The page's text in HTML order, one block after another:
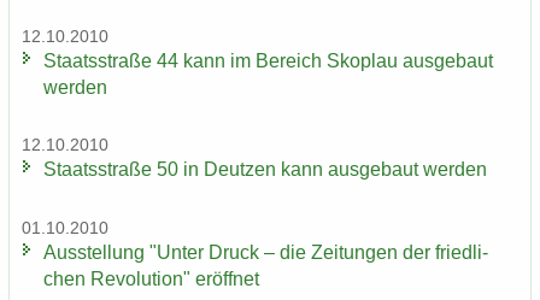
12.10.2010
Staats­stra­ße 44 kann im Be­reich Sko­plau aus­ge­baut
wer­den
12.10.2010
Staats­stra­ße 50 in Deut­zen kann aus­ge­baut wer­den
01.10.2010
Aus­stel­lung "Unter Druck – die Zei­tun­gen der fried­li­
chen Re­vo­lu­ti­on" er­öff­net